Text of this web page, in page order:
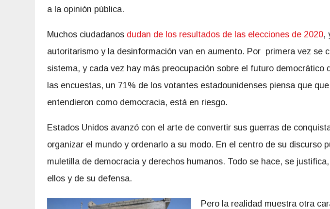
a la opinión pública.
Muchos ciudadanos dudan de los resultados de las elecciones de 2020,
autoritarismo y la desinformación van en aumento. Por primera vez se
sistema, y cada vez hay más preocupación sobre el futuro democrático
las encuestas, un 71% de los votantes estadounidenses piensa que
entendieron como democracia, está en riesgo.
Estados Unidos avanzó con el arte de convertir sus guerras de
organizar el mundo y ordenarlo a su modo. En el centro de su discurso
muletilla de democracia y derechos humanos. Todo se hace, se
ellos y de su defensa.
Pero la realidad muestra otra